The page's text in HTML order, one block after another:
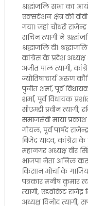
श्रद्धांजलि सभा का
एक्सटेंशन क्षेत्र की
गया। जहां चौधरी
सचिन त्यागी ने
श्रद्धांजलि दी‌।
कांग्रेस के प्रदेश
अजीत पाल त्यागी,
ज्योतिषाचार्य अरुण
पुनीत शर्मा, पूर्व
शर्मा, पूर्व विधायक
सीएमडी प्रवीन त्यागी,
समाजसेवी माया
गोयल, पूर्व पार्षद
बिजेंद्र यादव, कांग्रेस के
महानगर अध्यक्ष वीर
भाजपा नेता अनिल
किसान मोर्चा के
पत्रकार मनीष कुमार
त्यागी, एडवोकेट
अध्यक्ष विनोद त्यागी,